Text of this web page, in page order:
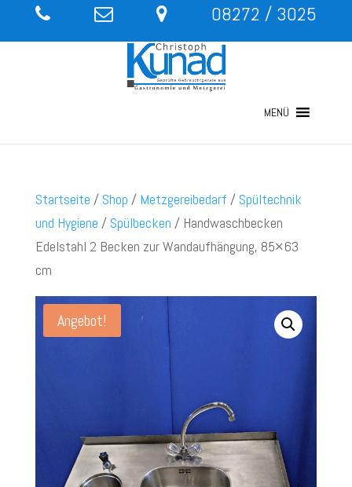
08272 / 3025
MENÜ
Startseite / Shop / Metzgereibedarf / Spültechnik
und Hygiene / Spülbecken / Handwaschbecken
Edelstahl 2 Becken zur Wandaufhängung, 85×63
cm
Angebot!